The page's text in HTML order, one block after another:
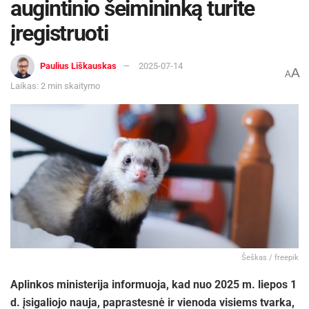
augintinio šeimininką turite
įregistruoti
Paulius Liškauskas
2025-07-14
Laikas: 2 min skaitymo
AA
Šeškas / freepik
Aplinkos ministerija informuoja, kad nuo 2025 m. liepos 1
d. įsigaliojo nauja, paprastesnė ir vienoda visiems tvarka,